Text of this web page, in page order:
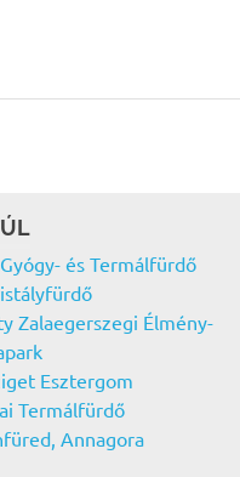
és Termálfürdő
Zalaegerszegi Élmény-
Esztergom
Termálfürdő
Annagora